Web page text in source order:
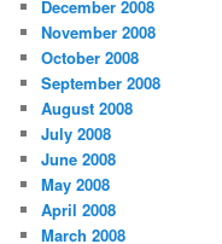
December 2008
November 2008
October 2008
September 2008
August 2008
July 2008
June 2008
May 2008
April 2008
March 2008